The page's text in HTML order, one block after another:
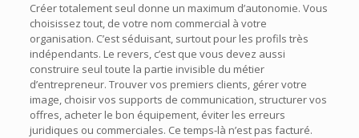
Créer totalement seul donne un maximum d’autonomie. Vous
choisissez tout, de votre nom commercial à votre
organisation. C’est séduisant, surtout pour les profils très
indépendants. Le revers, c’est que vous devez aussi
construire seul toute la partie invisible du métier
d’entrepreneur. Trouver vos premiers clients, gérer votre
image, choisir vos supports de communication, structurer vos
offres, acheter le bon équipement, éviter les erreurs
juridiques ou commerciales. Ce temps-là n’est pas facturé.